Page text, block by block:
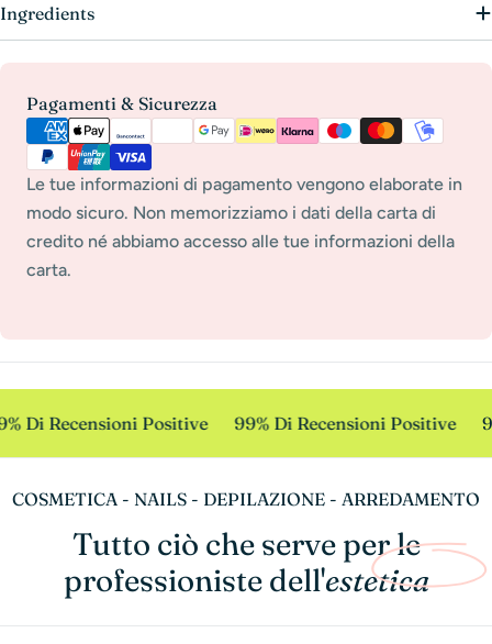
Ingredients
Pagamenti & Sicurezza
Payment
methods
Le tue informazioni di pagamento vengono elaborate in
modo sicuro. Non memorizziamo i dati della carta di
credito né abbiamo accesso alle tue informazioni della
carta.
Di Recensioni Positive 99% Di Recensioni Positive
COSMETICA - NAILS - DEPILAZIONE - ARREDAMENTO
Tutto ciò che serve per le
professioniste dell'estetica